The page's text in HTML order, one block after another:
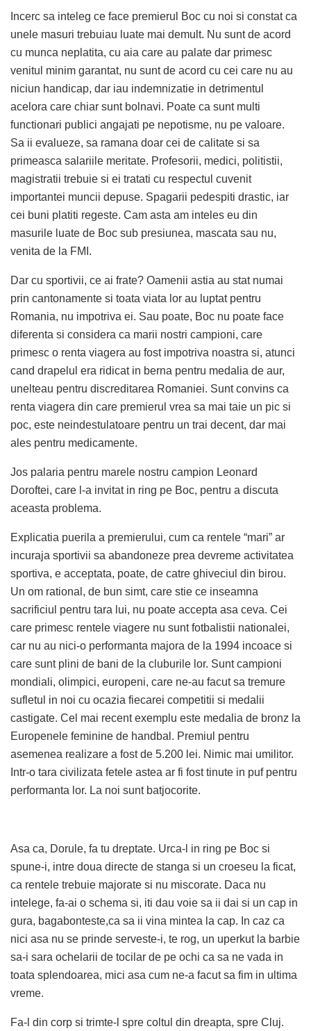
Incerc sa inteleg ce face premierul Boc cu noi si constat ca
unele masuri trebuiau luate mai demult. Nu sunt de acord
cu munca neplatita, cu aia care au palate dar primesc
venitul minim garantat, nu sunt de acord cu cei care nu au
niciun handicap, dar iau indemnizatie in detrimentul
acelora care chiar sunt bolnavi. Poate ca sunt multi
functionari publici angajati pe nepotisme, nu pe valoare.
Sa ii evalueze, sa ramana doar cei de calitate si sa
primeasca salariile meritate. Profesorii, medici, politistii,
magistratii trebuie si ei tratati cu respectul cuvenit
importantei muncii depuse. Spagarii pedespiti drastic, iar
cei buni platiti regeste. Cam asta am inteles eu din
masurile luate de Boc sub presiunea, mascata sau nu,
venita de la FMI.
Dar cu sportivii, ce ai frate? Oamenii astia au stat numai
prin cantonamente si toata viata lor au luptat pentru
Romania, nu impotriva ei. Sau poate, Boc nu poate face
diferenta si considera ca marii nostri campioni, care
primesc o renta viagera au fost impotriva noastra si, atunci
cand drapelul era ridicat in berna pentru medalia de aur,
unelteau pentru discreditarea Romaniei. Sunt convins ca
renta viagera din care premierul vrea sa mai taie un pic si
poc, este neindestulatoare pentru un trai decent, dar mai
ales pentru medicamente.
Jos palaria pentru marele nostru campion Leonard
Doroftei, care l-a invitat in ring pe Boc, pentru a discuta
aceasta problema.
Explicatia puerila a premierului, cum ca rentele “mari” ar
incuraja sportivii sa abandoneze prea devreme activitatea
sportiva, e acceptata, poate, de catre ghiveciul din birou.
Un om rational, de bun simt, care stie ce inseamna
sacrificiul pentru tara lui, nu poate accepta asa ceva. Cei
care primesc rentele viagere nu sunt fotbalistii nationalei,
car nu au nici-o performanta majora de la 1994 incoace si
care sunt plini de bani de la cluburile lor. Sunt campioni
mondiali, olimpici, europeni, care ne-au facut sa tremure
sufletul in noi cu ocazia fiecarei competitii si medalii
castigate. Cel mai recent exemplu este medalia de bronz la
Europenele feminine de handbal. Premiul pentru
asemenea realizare a fost de 5.200 lei. Nimic mai umilitor.
Intr-o tara civilizata fetele astea ar fi fost tinute in puf pentru
performanta lor. La noi sunt batjocorite.
Asa ca, Dorule, fa tu dreptate. Urca-l in ring pe Boc si
spune-i, intre doua directe de stanga si un croeseu la ficat,
ca rentele trebuie majorate si nu miscorate. Daca nu
intelege, fa-ai o schema si, iti dau voie sa ii dai si un cap in
gura, bagabonteste,ca sa ii vina mintea la cap. In caz ca
nici asa nu se prinde serveste-i, te rog, un uperkut la barbie
sa-i sara ochelarii de tocilar de pe ochi ca sa ne vada in
toata splendoarea, mici asa cum ne-a facut sa fim in ultima
vreme.
Fa-l din corp si trimte-l spre coltul din dreapta, spre Cluj.